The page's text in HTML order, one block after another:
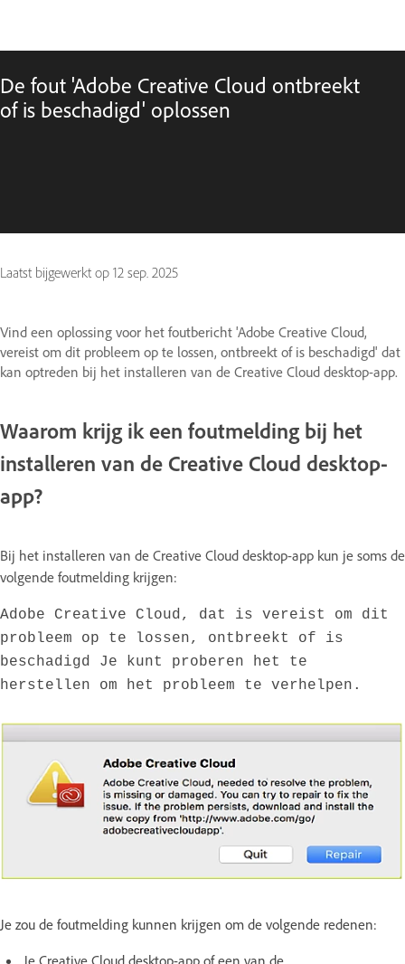
De fout 'Adobe Creative Cloud ontbreekt
of is beschadigd' oplossen
Laatst bijgewerkt op 12 sep. 2025
Vind een oplossing voor het foutbericht 'Adobe Creative Cloud,
vereist om dit probleem op te lossen, ontbreekt of is beschadigd' dat
kan optreden bij het installeren van de Creative Cloud desktop-app.
Waarom krijg ik een foutmelding bij het
installeren van de Creative Cloud desktop-
app?
Bij het installeren van de Creative Cloud desktop-app kun je soms de
volgende foutmelding krijgen:
Adobe Creative Cloud, dat is vereist om dit
probleem op te lossen, ontbreekt of is
beschadigd Je kunt proberen het te
herstellen om het probleem te verhelpen.
Je zou de foutmelding kunnen krijgen om de volgende redenen:
Je Creative Cloud desktop-app of een van de